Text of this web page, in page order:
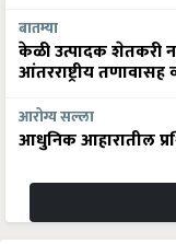
बातम्या
केळी उत्पादक शेतकरी
आंतरराष्ट्रीय तणावासह
आरोग्य सल्ला
आधुनिक आहारातील